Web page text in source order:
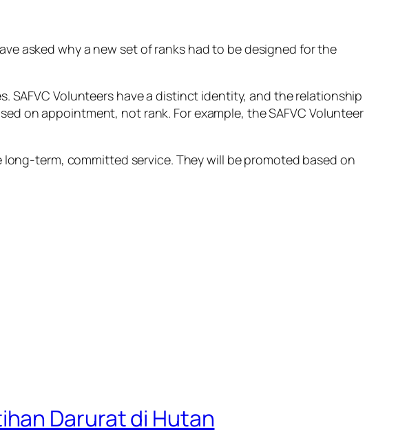
asked why a new set of ranks had to be designed for the
SAFVC Volunteers have a distinct identity, and the relationship
on appointment, not rank. For example, the SAFVC Volunteer
term, committed service. They will be promoted based on
Darurat di Hutan